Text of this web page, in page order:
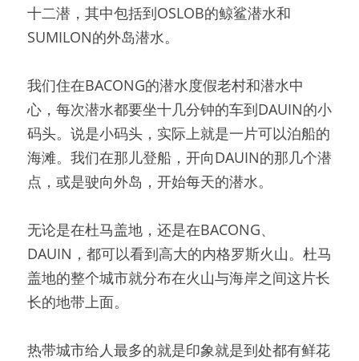
十二潜，其中包括到OSLOB的鲸鲨潜水和
SUMILON的外岛潜水。
我们住在BACONG的潜水度假老村和潜水中
心，每次潜水都要坐十几分钟的车到DAUIN的小
码头。 说是小码头，实际上就是一片可以泊船的
海滩。 我们在那儿登船，开向DAUIN的那几个潜
点，或是驶向外岛，开始每天的潜水。
无论是在杜马盖地，还是在BACONG、
DAUIN，都可以看到高大的内格罗斯火山。 杜马
盖地的整个城市就分布在火山与海岸之间这片长
长的地带上面。
热带城市给人最多的就是印象就是到处都有鲜花